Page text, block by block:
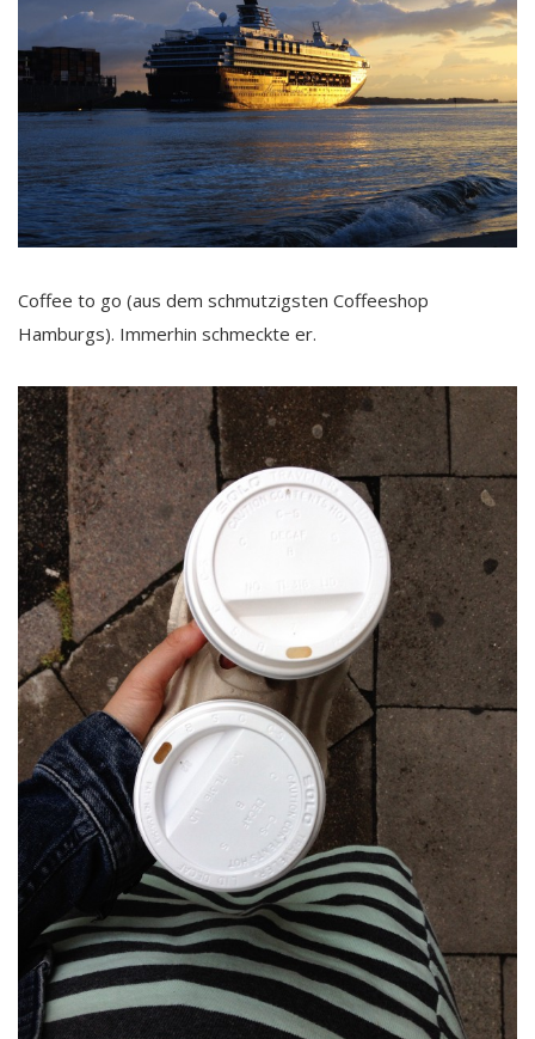
Coffee to go (aus dem schmutzigsten Coffeeshop
Hamburgs). Immerhin schmeckte er.